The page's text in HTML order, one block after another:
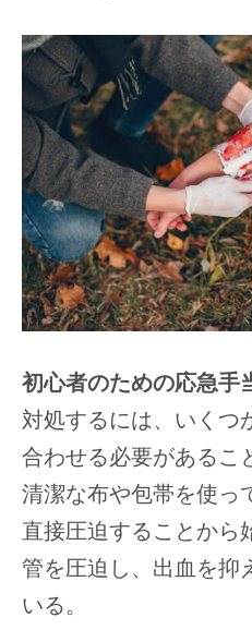
初心者のための応急手
対処するには、いくつ
合わせる必要があるこ
清潔な布や包帯を使っ
直接圧迫することから
管を圧迫し、出血を抑
いる。